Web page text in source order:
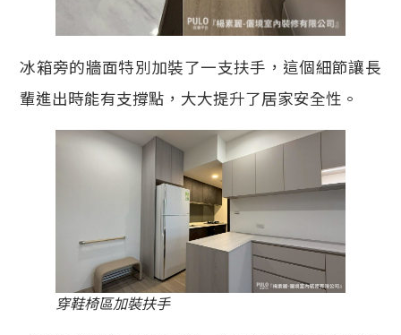
冰箱旁的牆面特別加裝了一支扶手，這個細節讓長
輩進出時能有支撐點，大大提升了居家安全性。
穿鞋椅區加裝扶手